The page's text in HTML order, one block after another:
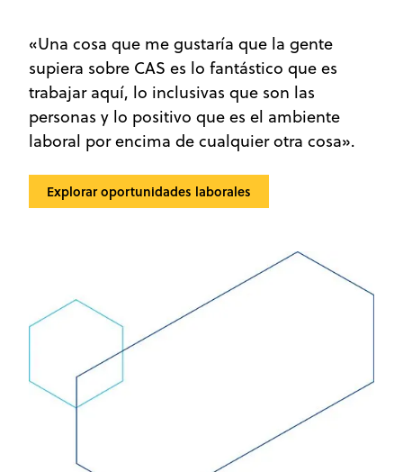
«Una cosa que me gustaría que la gente
supiera sobre CAS es lo fantástico que es
trabajar aquí, lo inclusivas que son las
personas y lo positivo que es el ambiente
laboral por encima de cualquier otra cosa».
Explorar oportunidades laborales